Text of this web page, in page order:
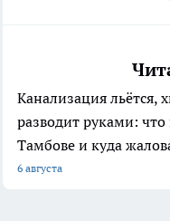
Канализация льётся,
разводит руками:
Тамбове и куда
6 августа